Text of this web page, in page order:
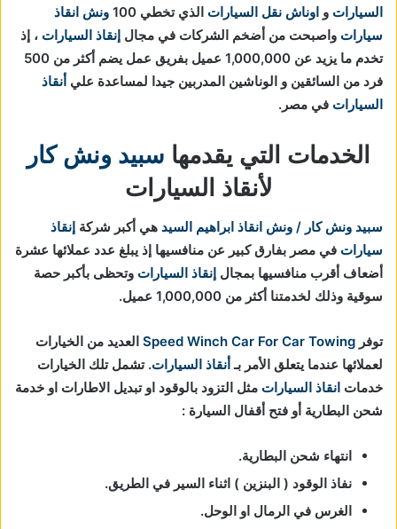
السيارات و اوناش نقل السيارات الذي تخطي 100
ونش انقاذ
سيارات واصبحت من أضخم الشركات في مجال إنقاذ السيارات ، إذ
تخدم ما يزيد عن 1,000,000 عميل بفريق عمل يضم أكثر من 500
فرد من السائقين و الوناشين المدربين جيدا لمساعدة علي أنقاذ
السيارات في مصر.
الخدمات التي يقدمها سبيد ونش كار
لأنقاذ السيارات
سبيد ونش كار / ونش انقاذ ابراهيم السيد هي أكبر شركة إنقاذ
سيارات في مصر بفارق كبير عن منافسيها إذ يبلغ عدد عملائها عشرة
أضعاف أقرب منافسيها بمجال إنقاذ السيارات وتحظى بأكبر حصة
سوقية وذلك لخدمتنا أكثر من 1,000,000 عميل.
توفر Speed Winch Car For Car Towing العديد من الخيارات
لعملائها عندما يتعلق الأمر بـ أنقاذ السيارات. تشمل تلك الخيارات
خدمات انقاذ السيارات مثل التزود بالوقود او تبديل الاطارات او خدمة
شحن البطارية أو فتح أقفال السيارة :
انتهاء شحن البطارية.
نفاذ الوقود ( البنزين ) اثناء السير في الطريق.
الغرس في الرمال او الوحل.